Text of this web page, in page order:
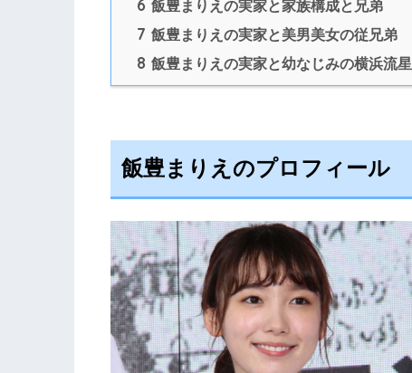
6 飯豊まりえの実家と家族構成と兄弟
7 飯豊まりえの実家と美男美女の従兄弟
8 飯豊まりえの実家と幼なじみの横浜流星
飯豊まりえのプロフィール